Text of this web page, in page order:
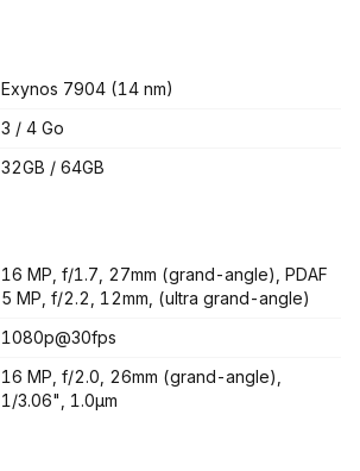
Exynos 7904 (14 nm)
3 / 4 Go
32GB / 64GB
16 MP, f/1.7, 27mm (grand-angle), PDAF
5 MP, f/2.2, 12mm, (ultra grand-angle)
1080p@30fps
16 MP, f/2.0, 26mm (grand-angle),
1/3.06", 1.0µm